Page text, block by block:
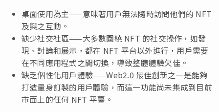
桌面使用為主——意味著用戶無法隨時訪問他們的 NFT
及與之互動。
缺少社交社區——大多數圍繞 NFT 的社交操作，如發
現、討論和展示，都在 NFT 平台以外進行，用戶需要
在不同應用程式之間切換，導致整體體驗欠佳。
缺乏個性化用戶體驗——Web2.0 最佳創新之一是能夠
打造量身訂製的用戶體驗，而這一功能尚未集成到目前
市面上的任何 NFT 平臺。